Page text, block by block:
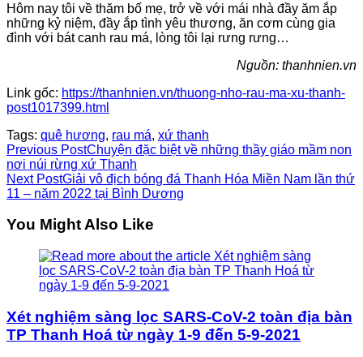
Hôm nay tôi về thăm bố mẹ, trở về với mái nhà đầy ăm ắp
những kỷ niệm, đầy ắp tình yêu thương, ăn cơm cùng gia
đình với bát canh rau má, lòng tôi lại rưng rưng…
Nguồn: thanhnien.vn
Link gốc: https://thanhnien.vn/thuong-nho-rau-ma-xu-thanh-
post1017399.html
Tags: quê hương, rau má, xứ thanh
Read
more
articles
Previous PostChuyện đặc biệt về những thầy giáo mầm non
nơi núi rừng xứ Thanh
Next PostGiải vô địch bóng đá Thanh Hóa Miền Nam lần thứ
11 – năm 2022 tại Bình Dương
You Might Also Like
Xét nghiệm sàng lọc SARS-CoV-2 toàn địa bàn
TP Thanh Hoá từ ngày 1-9 đến 5-9-2021